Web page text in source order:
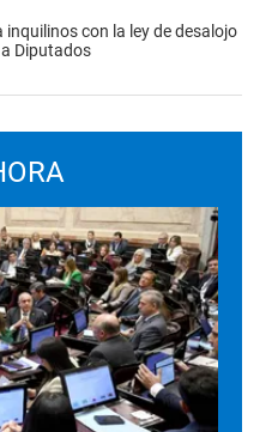
inquilinos con la ley de desalojo
Diputados